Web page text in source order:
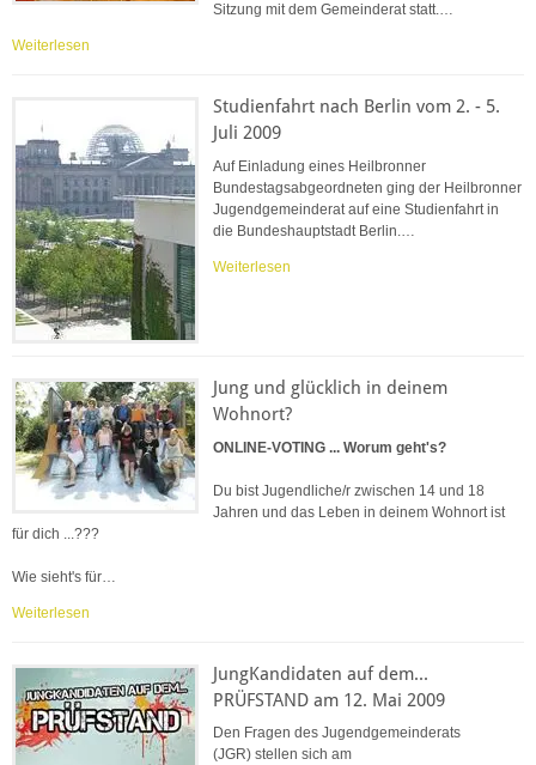
Sitzung mit dem Gemeinderat statt.…
Weiterlesen
Studienfahrt nach Berlin vom 2. - 5.
Juli 2009
Auf Einladung eines Heilbronner
Bundestagsabgeordneten ging der Heilbronner
Jugendgemeinderat auf eine Studienfahrt in
die Bundeshauptstadt Berlin.…
Weiterlesen
Jung und glücklich in deinem
Wohnort?
ONLINE-VOTING ... Worum geht's?
Du bist Jugendliche/r zwischen 14 und 18
Jahren und das Leben in deinem Wohnort ist
für dich ...???
Wie sieht's für…
Weiterlesen
JungKandidaten auf dem...
PRÜFSTAND am 12. Mai 2009
Den Fragen des Jugendgemeinderats
(JGR) stellen sich am